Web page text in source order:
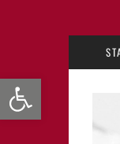
Werkzeugleiste öffnen